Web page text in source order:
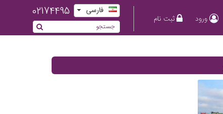
ورود ثبت نام
فارسی 02174495